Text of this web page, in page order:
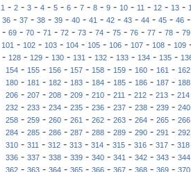
1- 2- 3- 4- 5- 6- 7- 8- 9- 10- 11- 12- 13-
36- 37- 38- 39- 40- 41- 42- 43- 44- 45- 46
- 69 - 70 - 71 - 72 - 73 - 74 - 75 - 76 - 77 - 78 - 79
101 - 102 - 103 - 104 - 105 - 106 - 107 - 108 - 109
- 128 - 129 - 130 - 131 - 132 - 133 - 134 - 135 -
154- 155- 156- 157- 158- 159- 160- 161- 162
180- 181- 182- 183- 184- 185- 186- 187- 188
206 - 207 - 208 - 209 - 210 - 211 - 212 - 213 - 214
232- 233- 234- 235- 236- 237- 238- 239- 240
258- 259- 260- 261- 262- 263- 264- 265- 266
284- 285- 286- 287- 288- 289- 290- 291- 292
310 - 311 - 312 - 313 - 314 - 315 - 316 - 317 - 318
336- 337- 338- 339- 340- 341- 342- 343- 344
362- 363- 364- 365- 366- 367- 368- 369- 370